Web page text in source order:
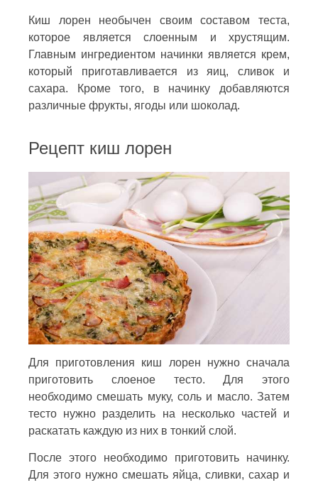
Киш лорен необычен своим составом теста,
которое является слоенным и хрустящим.
Главным ингредиентом начинки является крем,
который приготавливается из яиц, сливок и
сахара. Кроме того, в начинку добавляются
различные фрукты, ягоды или шоколад.
Рецепт киш лорен
Для приготовления киш лорен нужно сначала
приготовить слоеное тесто. Для этого
необходимо смешать муку, соль и масло. Затем
тесто нужно разделить на несколько частей и
раскатать каждую из них в тонкий слой.
После этого необходимо приготовить начинку.
Для этого нужно смешать яйца, сливки, сахар и